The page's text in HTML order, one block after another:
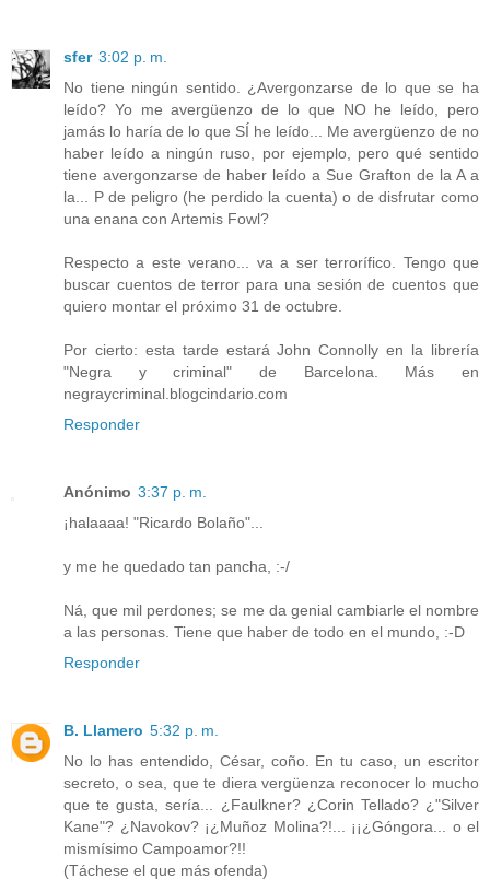
sfer 3:02 p. m.
No tiene ningún sentido. ¿Avergonzarse de lo que se ha
leído? Yo me avergüenzo de lo que NO he leído, pero
jamás lo haría de lo que SÍ he leído... Me avergüenzo de no
haber leído a ningún ruso, por ejemplo, pero qué sentido
tiene avergonzarse de haber leído a Sue Grafton de la A a
la... P de peligro (he perdido la cuenta) o de disfrutar como
una enana con Artemis Fowl?
Respecto a este verano... va a ser terrorífico. Tengo que
buscar cuentos de terror para una sesión de cuentos que
quiero montar el próximo 31 de octubre.
Por cierto: esta tarde estará John Connolly en la librería
"Negra y criminal" de Barcelona. Más en
negraycriminal.blogcindario.com
Responder
Anónimo 3:37 p. m.
¡halaaaa! "Ricardo Bolaño"...
y me he quedado tan pancha, :-/
Ná, que mil perdones; se me da genial cambiarle el nombre
a las personas. Tiene que haber de todo en el mundo, :-D
Responder
B. Llamero 5:32 p. m.
No lo has entendido, César, coño. En tu caso, un escritor
secreto, o sea, que te diera vergüenza reconocer lo mucho
que te gusta, sería... ¿Faulkner? ¿Corin Tellado? ¿"Silver
Kane"? ¿Navokov? ¡¿Muñoz Molina?!... ¡¡¿Góngora... o el
mismísimo Campoamor?!!
(Táchese el que más ofenda)